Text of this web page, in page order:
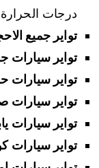
درجات
تواير جميع
تواير سيارات
تواير
تواير سيارات
تواير سيارات
تواير سيارات